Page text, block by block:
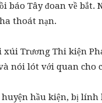
báo Tây đoan về bắt.
thoát nạn.
xúi Trương Thi kiện
nói lót với quan cho
hầu kiện, bị lính